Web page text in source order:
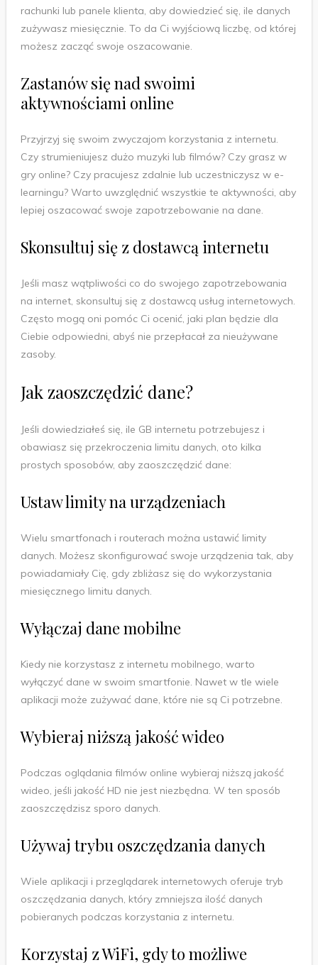
rachunki lub panele klienta, aby dowiedzieć się, ile danych
zużywasz miesięcznie. To da Ci wyjściową liczbę, od której
możesz zacząć swoje oszacowanie.
Zastanów się nad swoimi
aktywnościami online
Przyjrzyj się swoim zwyczajom korzystania z internetu.
Czy strumieniujesz dużo muzyki lub filmów? Czy grasz w
gry online? Czy pracujesz zdalnie lub uczestniczysz w e-
learningu? Warto uwzględnić wszystkie te aktywności, aby
lepiej oszacować swoje zapotrzebowanie na dane.
Skonsultuj się z dostawcą internetu
Jeśli masz wątpliwości co do swojego zapotrzebowania
na internet, skonsultuj się z dostawcą usług internetowych.
Często mogą oni pomóc Ci ocenić, jaki plan będzie dla
Ciebie odpowiedni, abyś nie przepłacał za nieużywane
zasoby.
Jak zaoszczędzić dane?
Jeśli dowiedziałeś się, ile GB internetu potrzebujesz i
obawiasz się przekroczenia limitu danych, oto kilka
prostych sposobów, aby zaoszczędzić dane:
Ustaw limity na urządzeniach
Wielu smartfonach i routerach można ustawić limity
danych. Możesz skonfigurować swoje urządzenia tak, aby
powiadamiały Cię, gdy zbliżasz się do wykorzystania
miesięcznego limitu danych.
Wyłączaj dane mobilne
Kiedy nie korzystasz z internetu mobilnego, warto
wyłączyć dane w swoim smartfonie. Nawet w tle wiele
aplikacji może zużywać dane, które nie są Ci potrzebne.
Wybieraj niższą jakość wideo
Podczas oglądania filmów online wybieraj niższą jakość
wideo, jeśli jakość HD nie jest niezbędna. W ten sposób
zaoszczędzisz sporo danych.
Używaj trybu oszczędzania danych
Wiele aplikacji i przeglądarek internetowych oferuje tryb
oszczędzania danych, który zmniejsza ilość danych
pobieranych podczas korzystania z internetu.
Korzystaj z WiFi, gdy to możliwe